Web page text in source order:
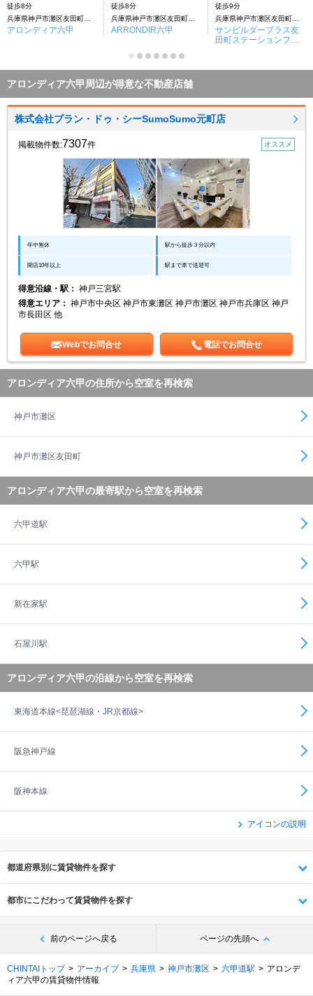
徒歩8分
アロンディア六甲
徒歩8分
ARRONDIR六甲
徒歩9分
サンビルダープラス友
田町ステーションフロ
アロンディア六甲周辺が得意な不動産店舗
株式会社プラン・ドゥ・シーSumoSumo元町店
掲載物件数:7307件 オススメ
年中無休 駅から徒歩３分以内
開店10年以上 駅まで車で送迎可
得意沿線・駅： 神戸三宮駅
得意エリア： 神戸市中央区 神戸市東灘区 神戸市灘区 神戸市兵庫区 神戸
市長田区 他
Webでお問合せ 電話でお問合せ
アロンディア六甲の住所から空室を再検索
神戸市灘区
神戸市灘区友田町
アロンディア六甲の最寄駅から空室を再検索
六甲道駅
六甲駅
新在家駅
石屋川駅
アロンディア六甲の沿線から空室を再検索
東海道本線<琵琶湖線・JR京都線>
阪急神戸線
阪神本線
アイコンの説明
都道府県別に賃貸物件を探す
都市にこだわって賃貸物件を探す
前のページへ戻る ページの先頭へ
CHINTAIトップ アーカイブ 兵庫県 神戸市灘区 六甲道駅
アロンデ
ィア六甲の賃貸物件情報